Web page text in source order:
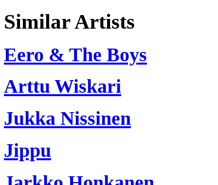
Similar Artists
Eero & The Boys
Arttu Wiskari
Jukka Nissinen
Jippu